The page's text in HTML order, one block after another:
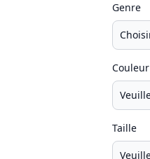
Genre
Couleur
Taille